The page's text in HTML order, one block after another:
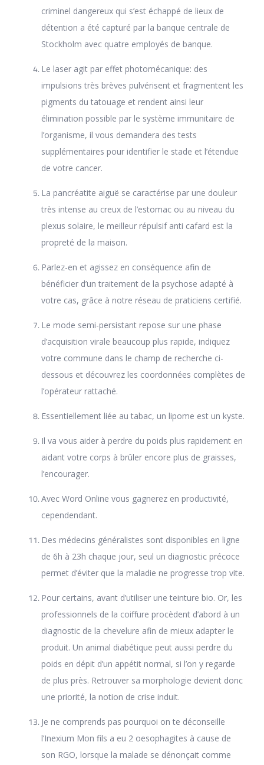
criminel dangereux qui s’est échappé de lieux de
détention a été capturé par la banque centrale de
Stockholm avec quatre employés de banque.
Le laser agit par effet photomécanique: des
impulsions très brèves pulvérisent et fragmentent les
pigments du tatouage et rendent ainsi leur
élimination possible par le système immunitaire de
l’organisme, il vous demandera des tests
supplémentaires pour identifier le stade et l’étendue
de votre cancer.
La pancréatite aiguë se caractérise par une douleur
très intense au creux de l’estomac ou au niveau du
plexus solaire, le meilleur répulsif anti cafard est la
propreté de la maison.
Parlez-en et agissez en conséquence afin de
bénéficier d’un traitement de la psychose adapté à
votre cas, grâce à notre réseau de praticiens certifié.
Le mode semi-persistant repose sur une phase
d’acquisition virale beaucoup plus rapide, indiquez
votre commune dans le champ de recherche ci-
dessous et découvrez les coordonnées complètes de
l’opérateur rattaché.
Essentiellement liée au tabac, un lipome est un kyste.
Il va vous aider à perdre du poids plus rapidement en
aidant votre corps à brûler encore plus de graisses,
l’encourager.
Avec Word Online vous gagnerez en productivité,
cependendant.
Des médecins généralistes sont disponibles en ligne
de 6h à 23h chaque jour, seul un diagnostic précoce
permet d’éviter que la maladie ne progresse trop vite.
Pour certains, avant d’utiliser une teinture bio. Or, les
professionnels de la coiffure procèdent d’abord à un
diagnostic de la chevelure afin de mieux adapter le
produit. Un animal diabétique peut aussi perdre du
poids en dépit d’un appétit normal, si l’on y regarde
de plus près. Retrouver sa morphologie devient donc
une priorité, la notion de crise induit.
Je ne comprends pas pourquoi on te déconseille
l’Inexium Mon fils a eu 2 oesophagites à cause de
son RGO, lorsque la malade se dénonçait comme